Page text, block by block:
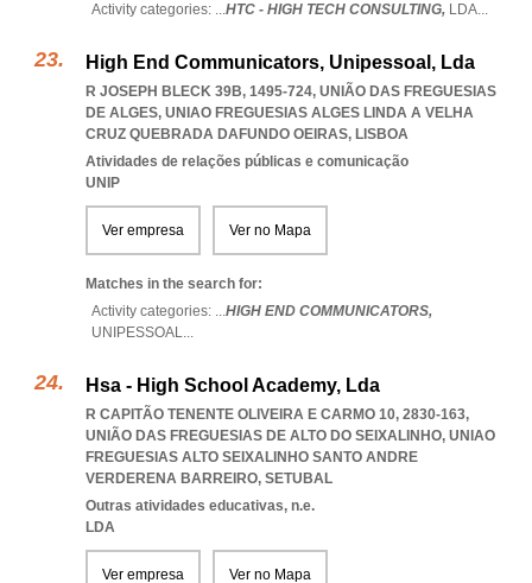
Activity categories: ...HTC - HIGH TECH CONSULTING, LDA...
High End Communicators, Unipessoal, Lda
R JOSEPH BLECK 39B, 1495-724, UNIÃO DAS FREGUESIAS
DE ALGES, UNIAO FREGUESIAS ALGES LINDA A VELHA
CRUZ QUEBRADA DAFUNDO OEIRAS, LISBOA
Atividades de relações públicas e comunicação
UNIP
Ver empresa Ver no Mapa
Matches in the search for:
Activity categories: ...HIGH END COMMUNICATORS,
UNIPESSOAL...
Hsa - High School Academy, Lda
R CAPITÃO TENENTE OLIVEIRA E CARMO 10, 2830-163,
UNIÃO DAS FREGUESIAS DE ALTO DO SEIXALINHO, UNIAO
FREGUESIAS ALTO SEIXALINHO SANTO ANDRE
VERDERENA BARREIRO, SETUBAL
Outras atividades educativas, n.e.
LDA
Ver empresa Ver no Mapa